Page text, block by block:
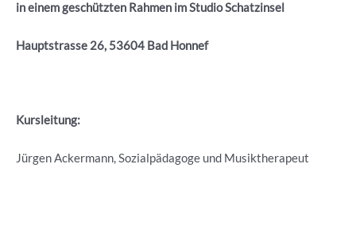
in einem geschützten Rahmen im Studio Schatzinsel
Hauptstrasse 26, 53604 Bad Honnef
Kursleitung:
Jürgen Ackermann, Sozialpädagoge und Musiktherapeut